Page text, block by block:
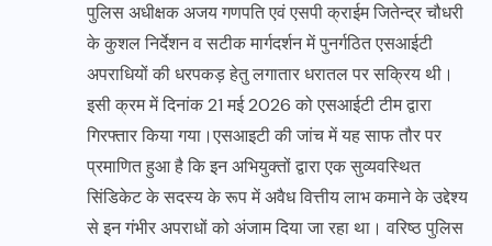
पुलिस अधीक्षक अजय गणपति एवं एसपी क्राईम जितेन्द्र चौधरी
के कुशल निर्देशन व सटीक मार्गदर्शन में पुनर्गठित एसआईटी
अपराधियों की धरपकड़ हेतु लगातार धरातल पर सक्रिय थी।
इसी क्रम में दिनांक 21 मई 2026 को एसआईटी टीम द्वारा
गिरफ्तार किया गया।एसआइटी की जांच में यह साफ तौर पर
प्रमाणित हुआ है कि इन अभियुक्तों द्वारा एक सुव्यवस्थित
सिंडिकेट के सदस्य के रूप में अवैध वित्तीय लाभ कमाने के उद्देश्य
से इन गंभीर अपराधों को अंजाम दिया जा रहा था। वरिष्ठ पुलिस